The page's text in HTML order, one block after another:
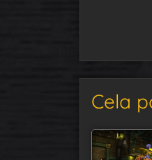
Cela